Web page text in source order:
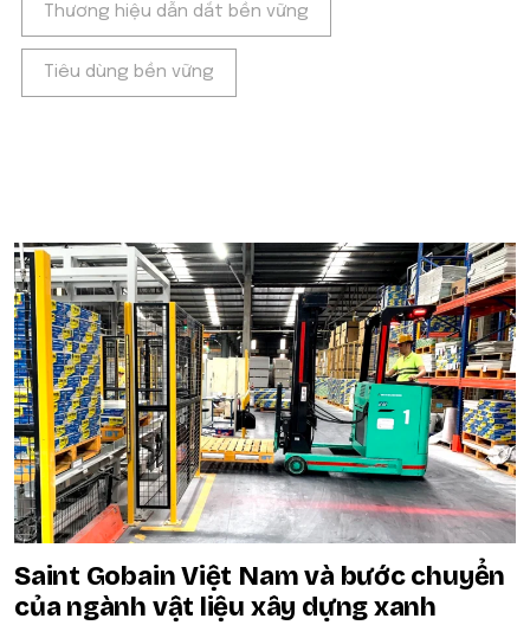
Thương hiệu dẫn dắt bền vững
Tiêu dùng bền vững
Saint Gobain Việt Nam và bước chuyển
của ngành vật liệu xây dựng xanh